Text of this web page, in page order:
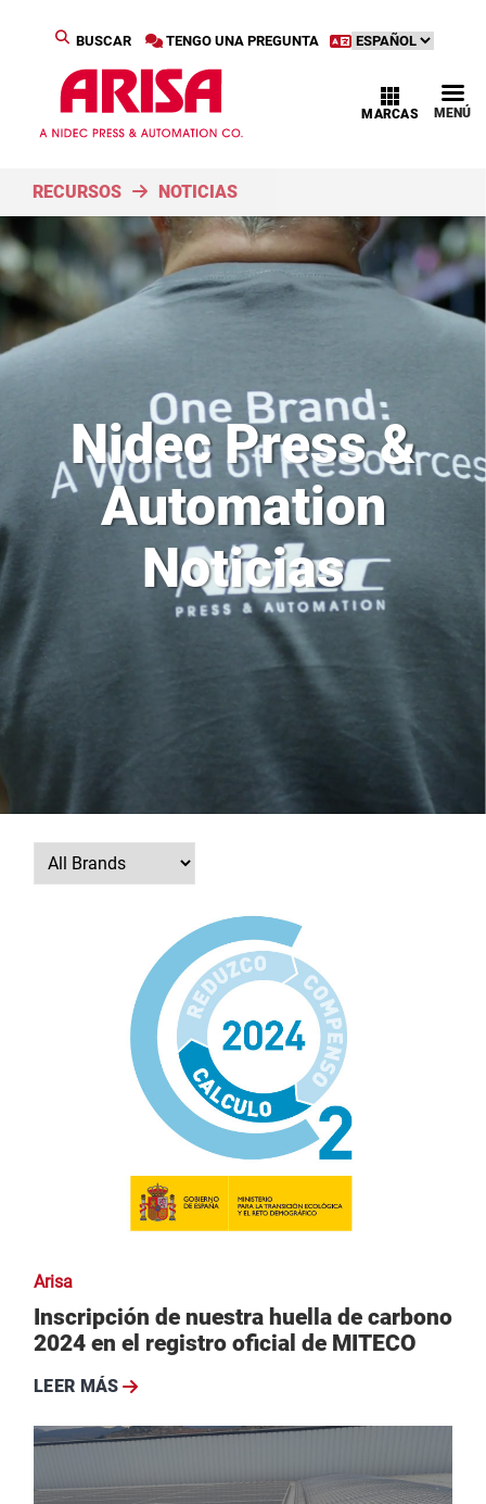
TENGO UNA PREGUNTA
BUSCAR
MENÚ
MARCAS
RECURSOS NOTICIAS
Nidec Press &
Automation
Noticias
Arisa
Inscripción de nuestra huella de carbono
2024 en el registro oficial de MITECO
LEER MÁS